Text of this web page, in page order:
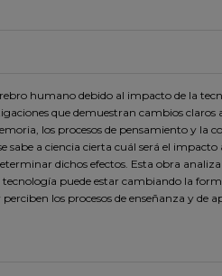
humano debido al impacto de la
que demuestran cambios claros
los procesos de pensamiento y la
sabe a ciencia cierta cuál será el
dichos efectos. Esta obra analiza
puede estar cambiando la
los procesos de enseñanza y de